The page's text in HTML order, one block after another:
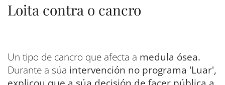
Loita contra o cancro
Un tipo de cancro que afecta a medula ósea.
Durante a súa intervención no programa 'Luar',